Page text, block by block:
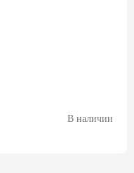
В наличии